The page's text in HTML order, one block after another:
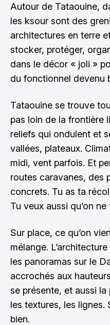
Autour de Tataouine,
les ksour sont des
architectures en terre
stocker, protéger,
dans le décor « joli »
du fonctionnel devenu
Tataouine se trouve
pas loin de la frontière
reliefs qui ondulent et
vallées, plateaux.
midi, vent parfois. Et
routes caravanes, des
concrets. Tu as ta
Tu veux aussi qu’on
Sur place, ce qu’on
mélange.
les panoramas sur le
accrochés aux
se présente, et aussi
les textures, les
bien.